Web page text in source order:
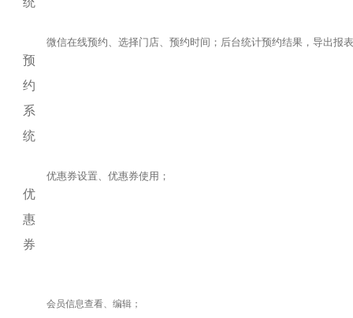
预
约
系
统
微信在线预约、选择门店、预约时间；后台统计预约结果，导出报
优
惠
券
优惠券设置、优惠券使用；
会员信息查看、编辑；